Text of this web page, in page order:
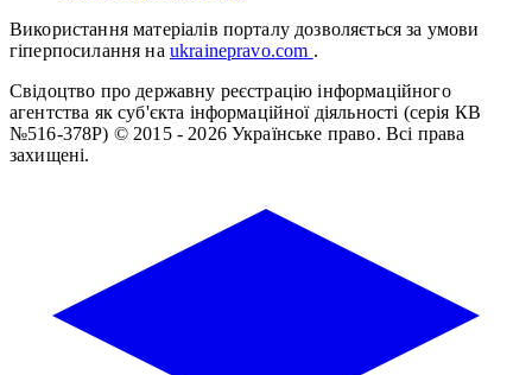
Використання матеріалів порталу дозволяється за умови
гіперпосилання на ukrainepravo.com .
Свідоцтво про державну реєстрацію інформаційного
агентства як суб'єкта інформаційної діяльності (серія КВ
№516-378Р) © 2015 - 2026 Українське право. Всі права
захищені.